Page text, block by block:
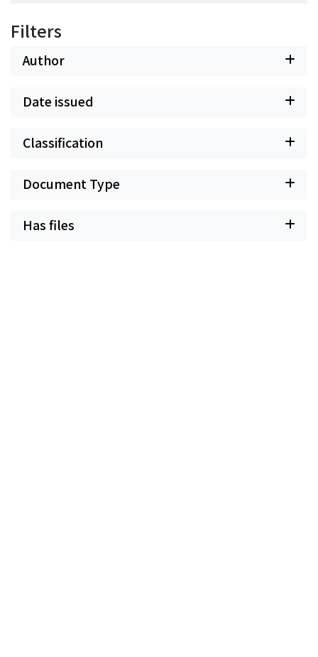
Filters
Author
Date issued
Classification
Document Type
Has files